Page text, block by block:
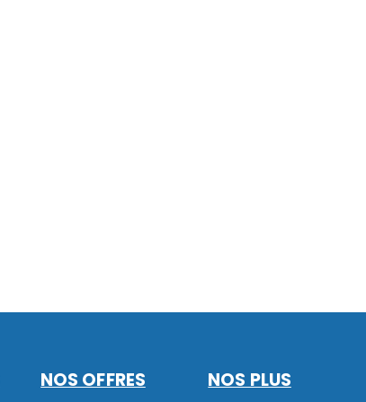
NOS OFFRES NOS PLUS